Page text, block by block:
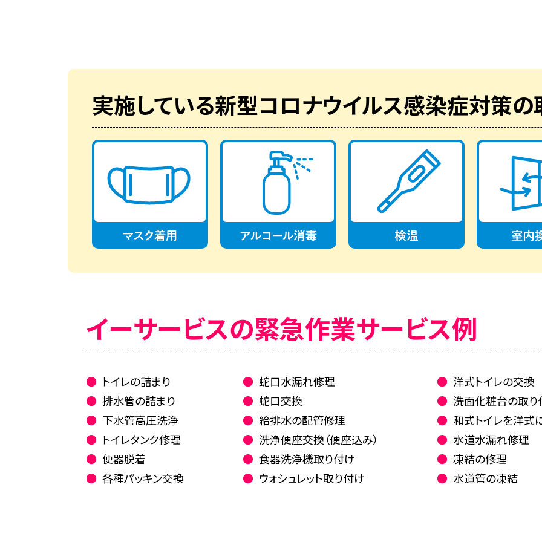
実施している新型コロナウイルス感染症対策の
イーサービスの緊急作業サービス例
トイレの詰まり
排水管の詰まり
下水管高圧洗浄
トイレタンク修理
便器脱着
各種パッキン交換
蛇口水漏れ修理
蛇口交換
給排水の配管修理
洗浄便座交換（便座込み）
食器洗浄機取り付け
ウォシュレット取り付け
洋式トイレの交換
洗面化粧台の取り
和式トイレを洋式
水道水漏れ修理
凍結の修理
水道管の凍結